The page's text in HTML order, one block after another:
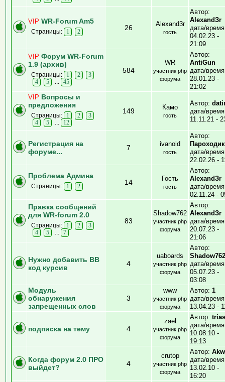
VIP WR-Forum Am5
Страницы: 1 2
26 Alexand3r
гость
Автор:
AlexandЗr
дата/
04.02.23 -
21:09
VIP Форум WR-Forum
1.9 (архив)
Страницы: 1 2
3
4
5 45
584
WR
участник php
форума
Автор:
AntiGun
дата/
28.01.23 -
21:02
VIP Вопросы и
предложения
Страницы: 1 2
3
4
5 12
149 Камо
гость
Автор:
дата/
11.11.21 -
Регистрация на
форуме...
7 ivanoid
гость
Автор:
Пароходик
дата/
22.02.26 -
Проблема Админа
Страницы: 1 2
14 Гость
гость
Автор:
AlexandЗr
дата/
02.11.24 -
Правка сообщений
для WR-forum 2.0
Страницы: 1 2
3
4
5 7
83
Shadow762
участник php
форума
Автор:
AlexandЗr
дата/
20.07.23 -
21:06
Нужно добавить BB
код курсив
4
uaboards
участник php
форума
Автор:
Shadow762
дата/
05.07.23 -
03:08
Модуль
обнаружения
запрещенных слов
3
www
участник php
форума
Автор: 1
дата/
13.04.23 -
подписка на тему 4
zael
участник php
форума
Автор: trias
дата/
10.08.10 -
19:13
Когда форум 2.0 ПРО
выйдет?
4
crutop
участник php
форума
Автор:
дата/
13.02.10 -
16:20